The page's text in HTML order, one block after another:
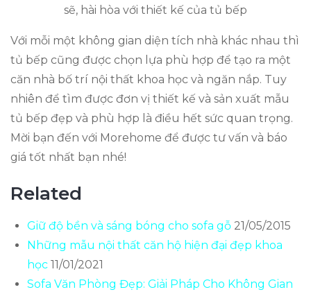
sẽ, hài hòa với thiết kế của tủ bếp
Với mỗi một không gian diện tích nhà khác nhau thì
tủ bếp cũng được chọn lựa phù hợp để tạo ra một
căn nhà bố trí nội thất khoa học và ngăn nắp. Tuy
nhiên để tìm được đơn vị thiết kế và sản xuất mẫu
tủ bếp đẹp và phù hợp là điều hết sức quan trọng.
Mời bạn đến với Morehome để được tư vấn và báo
giá tốt nhất bạn nhé!
Related
Giữ độ bền và sáng bóng cho sofa gỗ 21/05/2015
Những mẫu nội thất căn hộ hiện đại đẹp khoa
học 11/01/2021
Sofa Văn Phòng Đẹp: Giải Pháp Cho Không Gian